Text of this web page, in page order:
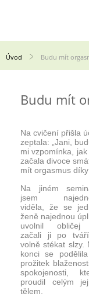
Úvod Budu mít
Budu mít
Na cvičení přišla
zeptala: „Jani,
mi vzpomínka,
začala divoce
mít orgasmus
Na jiném
jsem
viděla, že se
ženě najednou
uvolnil
začali ji po
volně stékat slzy.
konci se
prožitek
spokojenosti,
proudil celým
tělem.